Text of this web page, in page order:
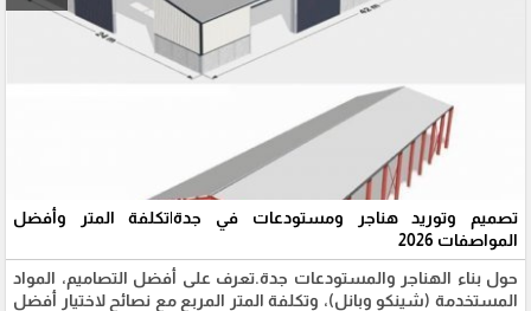
تصميم وتوريد هناجر ومستودعات في جدة|تكلفة المتر وأفضل
المواصفات 2026
حول بناء الهناجر والمستودعات جدة.تعرف على أفضل التصاميم، المواد
المستخدمة (شينكو وبانل)، وتكلفة المتر المربع مع نصائح لاختيار أفضل